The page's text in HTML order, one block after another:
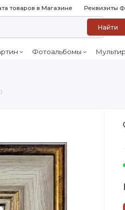
товаров в Магазине Реквизиты
Найти
Фотоальбомы